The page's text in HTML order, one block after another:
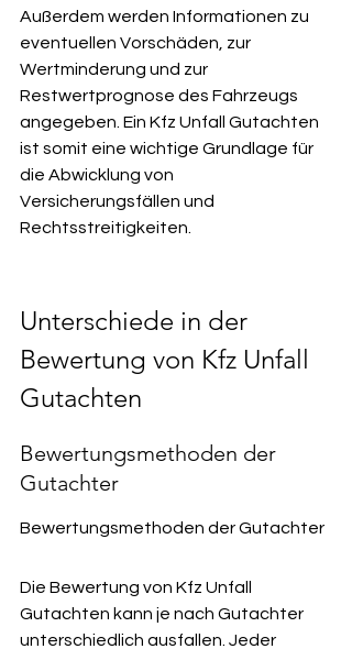
Außerdem werden Informationen zu
eventuellen Vorschäden, zur
Wertminderung und zur
Restwertprognose des Fahrzeugs
angegeben. Ein Kfz Unfall Gutachten
ist somit eine wichtige Grundlage für
die Abwicklung von
Versicherungsfällen und
Rechtsstreitigkeiten.
Unterschiede in der
Bewertung von Kfz Unfall
Gutachten
Bewertungsmethoden der
Gutachter
Bewertungsmethoden der Gutachter
Die Bewertung von Kfz Unfall
Gutachten kann je nach Gutachter
unterschiedlich ausfallen. Jeder